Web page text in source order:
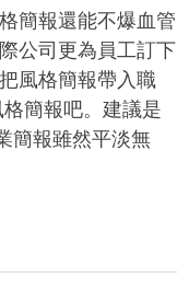
簡報還能不爆血管
公司更為員工訂下
風格簡報帶入職
簡報吧。建議是
簡報雖然平淡無